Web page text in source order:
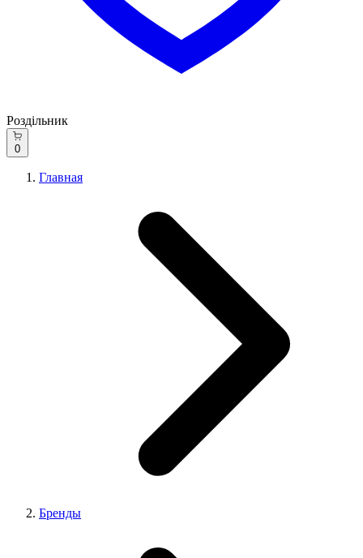
Роздільник
0
Главная
Бренды